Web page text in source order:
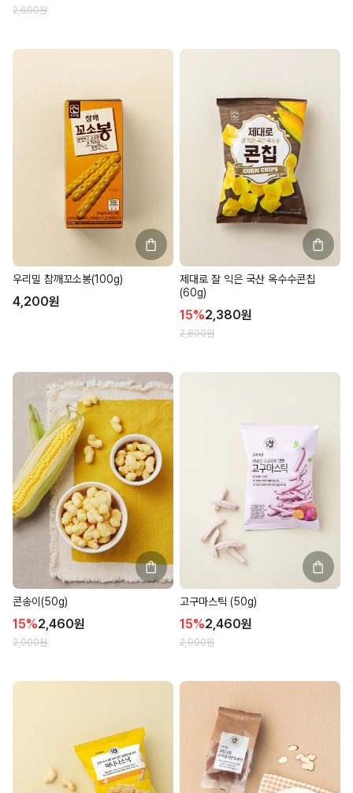
2,600원
우리밀 참깨꼬소봉(100g)
4,200원
제대로 잘 익은 국산 옥수수콘칩
(60g)
15%2,380원
2,800원
콘송이(50g)
15%2,460원
2,900원
고구마스틱 (50g)
15%2,460원
2,900원